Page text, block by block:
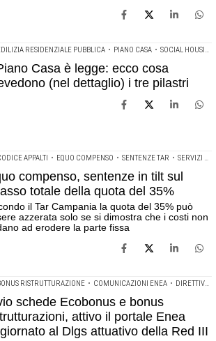
RESIDENZIALE PUBBLICA • PIANO CASA • SOCIAL HOUSING
Casa è legge: ecco cosa
(nel dettaglio) i tre pilastri
APPALTI • EQUO COMPENSO • SENTENZE TAR • SERVIZI DI ARCHITETTURA E INGEGNERIA
compenso, sentenze in tilt sul
totale della quota del 35%
il Tar Campania la quota del 35% può
azzerata solo se si dimostra che i costi non
ad erodere la parte fissa
RISTRUTTURAZIONE • COMUNICAZIONI ENEA • DIRETTIVA RED III
schede Ecobonus e bonus
attivo il portale Enea
al Dlgs attuativo della Red III